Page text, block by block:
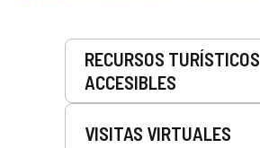
RECURSOS TURÍSTICOS
ACCESIBLES
VISITAS VIRTUALES